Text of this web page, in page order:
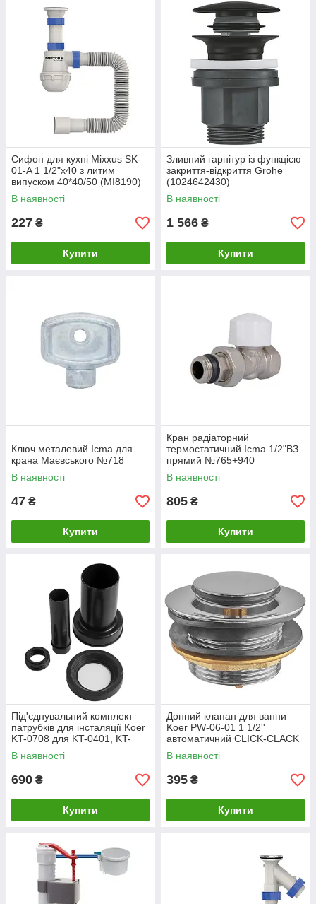
Сифон для кухні Mixxus SK-
01-A 1 1/2"x40 з литим
випуском 40*40/50 (MI8190)
В наявності
227 ₴
Купити
Зливний гарнітур із функцією
закриття-відкриття Grohe
(1024642430)
В наявності
1 566 ₴
Купити
Ключ металевий Icma для
крана Маєвського №718
В наявності
47 ₴
Купити
Кран радіаторний
термостатичний Icma 1/2"ВЗ
прямий №765+940
82765AD06940
В наявності
805 ₴
Купити
Під'єднувальний комплект
патрубків для інсталяції Koer
KT-0708 для KT-0401, KT-
0403, KT-0404, KT-04
В наявності
690 ₴
Купити
Донний клапан для ванни
Koer PW-06-01 1 1/2''
автоматичний СLICK-СLACK
(Колір хром) (KR5799)
В наявності
395 ₴
Купити